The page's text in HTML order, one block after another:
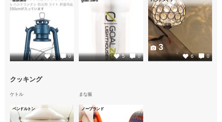
2 0
2
5 0 6 0
3
クッキング
ケトル
ペンドルトン
まな板
ノーブランド